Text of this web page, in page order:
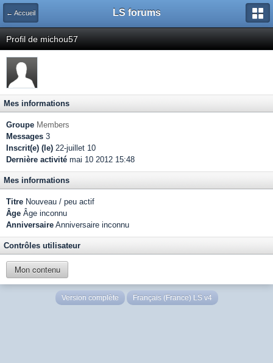
← Accueil LS forums
Profil de michou57
Mes informations
Groupe Members
Messages 3
Inscrit(e) (le) 22-juillet 10
Dernière activité mai 10 2012 15:48
Mes informations
Titre Nouveau / peu actif
Âge Âge inconnu
Anniversaire Anniversaire inconnu
Contrôles utilisateur
Mon contenu
Version complète Français (France) LS v4